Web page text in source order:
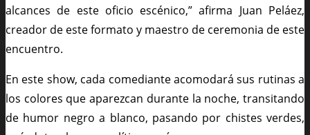
alcances de este oficio escénico,” afirma Juan Peláez,
creador de este formato y maestro de ceremonia de este
encuentro.
En este show, cada comediante acomodará sus rutinas a
los colores que aparezcan durante la noche, transitando
de humor negro a blanco, pasando por chistes verdes,